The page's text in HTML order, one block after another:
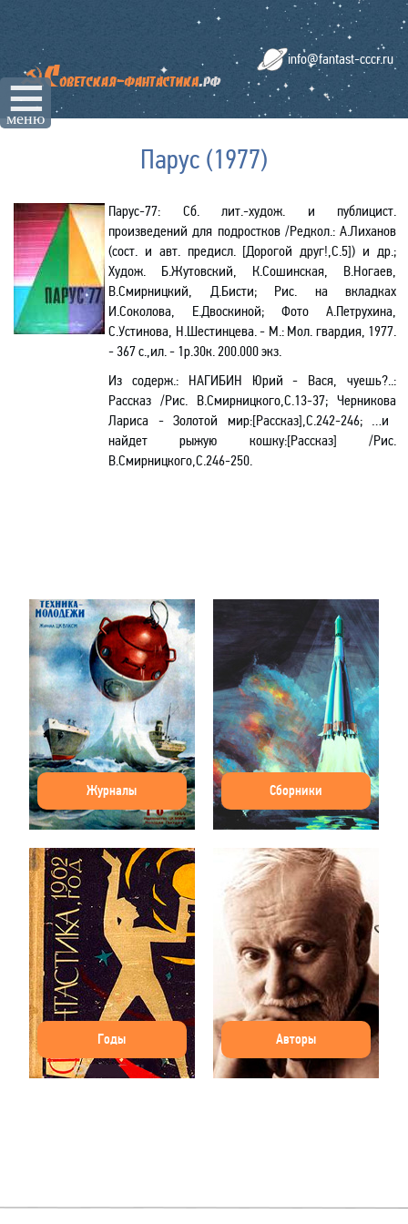
☰
меню
info@fantast-cccr.ru
Парус (1977)
Парус-77: Сб. лит.-худож. и публицист.
произведений для подростков /Редкол.: А.Лиханов
(сост. и авт. предисл. [Дорогой друг!,С.5]) и др.;
Худож. Б.Жутовский, К.Сошинская, В.Ногаев,
В.Смирницкий, Д.Бисти; Рис. на вкладках
И.Соколова, Е.Двоскиной; Фото А.Петрухина,
С.Устинова, Н.Шестинцева. - М.: Мол. гвардия, 1977.
- 367 с.,ил. - 1р.30к. 200.000 экз.
Из содерж.: НАГИБИН Юрий - Вася, чуешь?..:
Рассказ /Рис. В.Смирницкого,С.13-37; Черникова
Лариса - Золотой мир:[Рассказ],С.242-246; …и
найдет рыжую кошку:[Рассказ] /Рис.
В.Смирницкого,С.246-250.
Журналы Сборники
Годы Авторы